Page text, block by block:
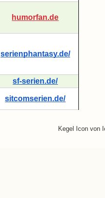
humorfan.de
serienphantasy.de/
sf-serien.de/
sitcomserien.de/
Kegel Icon von